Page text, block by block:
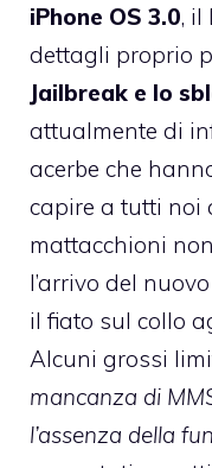
iPhone OS 3.0, il
dettagli proprio
Jailbreak e lo
attualmente di
acerbe che
capire a tutti noi
mattacchioni
l’arrivo del
il fiato sul collo
Alcuni grossi
mancanza di
l’assenza della